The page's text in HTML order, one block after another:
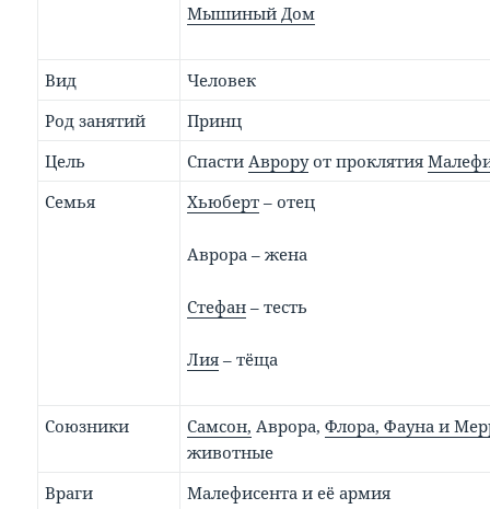
Мышиный Дом
Вид
Человек
Род занятий
Принц
Цель
Спасти Авроруот проклятия
Семья
Хьюберт – отец
Аврора – жена
Стефан – тесть
Лия – тёща
Союзники Самсон, Аврора,Флора, Фауна и
животные
Враги
Малефисента и её армия